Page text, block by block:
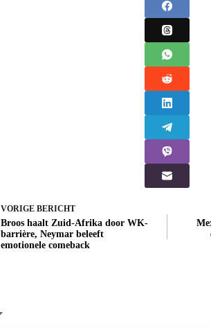
VORIGE BERICHT
Broos haalt Zuid-Afrika door WK-
barrière, Neymar beleeft
emotionele comeback